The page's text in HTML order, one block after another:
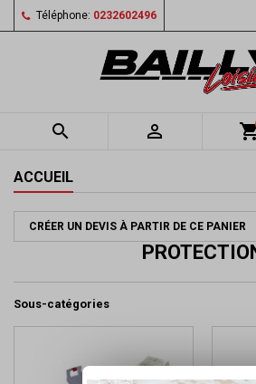
Téléphone: 0232602496
 
ACCUEIL
CRÉER UN DEVIS À PARTIR DE CE PANIER
Sous-catégories